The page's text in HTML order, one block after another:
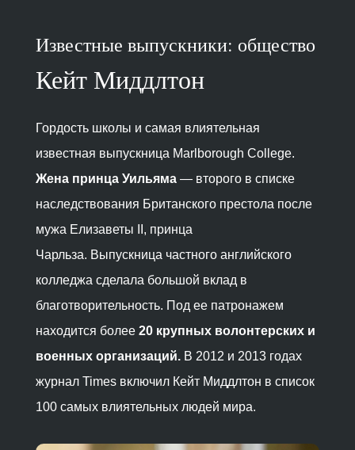
Известные выпускники: общество
Кейт Миддлтон
Гордость школы и самая влиятельная
известная выпускница Marlborough College.
Жена принца Уильяма— второго в списке
наследствования Британского престола после
мужа Елизаветы II, принца
Чарльза. Выпускница частного английского
колледжа сделала большой вклад в
благотворительность. Под ее патронажем
находится более 20 крупных волонтерских и
военных организаций.В 2012 и 2013 годах
журнал Times включил Кейт Миддлтон в список
100 самых влиятельных людей мира.